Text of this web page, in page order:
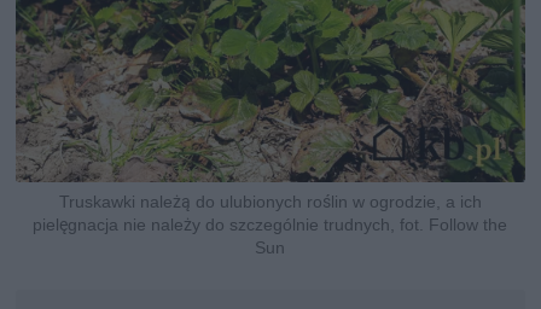
Truskawki należą do ulubionych roślin w ogrodzie, a ich
pielęgnacja nie należy do szczególnie trudnych, fot. Follow the
Sun